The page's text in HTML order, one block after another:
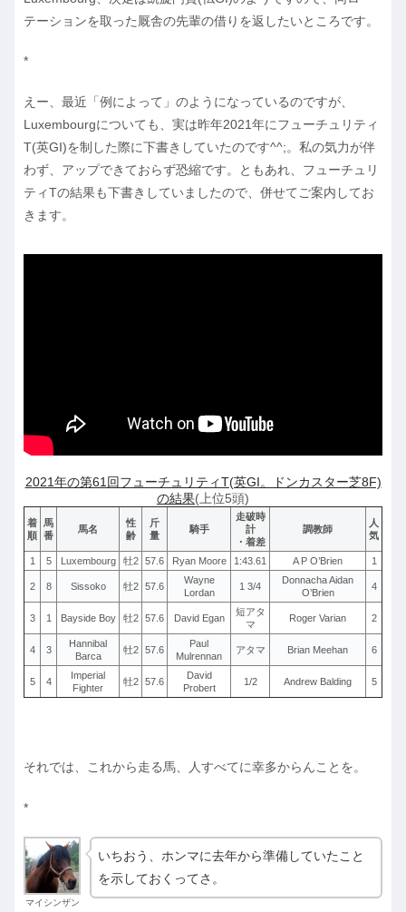
テーションを取った厩舎の先輩の借りを返したいところです。
*
えー、最近「例によって」のようになっているのですが、
Luxembourgについても、実は昨年2021年にフューチュリティ
T(英GI)を制した際に下書きしていたのです^^;。私の気力が伴
わず、アップできておらず恐縮です。ともあれ、フューチュリ
ティTの結果も下書きしていましたので、併せてご案内してお
きます。
2021年の第61回フューチュリティT(英GI。ドンカスター芝8F)
の結果(上位5頭)
着
順
馬
番
馬名
性
齢
斤
量
騎手
走破時
計
・着差
調教師
人
気
1 5 Luxembourg 牡2 57.6 Ryan Moore 1:43.61 A P O’Brien 1
2 8 Sissoko 牡2 57.6
Wayne
Lordan
1 3/4
Donnacha Aidan
O’Brien
4
3 1 Bayside Boy 牡2 57.6 David Egan
短アタ
マ
Roger Varian 2
4 3
Hannibal
Barca
牡2 57.6
Paul
Mulrennan
アタマ Brian Meehan 6
5 4
Imperial
Fighter
牡2 57.6
David
Probert
1/2 Andrew Balding 5
それでは、これから走る馬、人すべてに幸多からんことを。
*
マイシンザン
いちおう、ホンマに去年から準備していたこと
を示しておくってさ。